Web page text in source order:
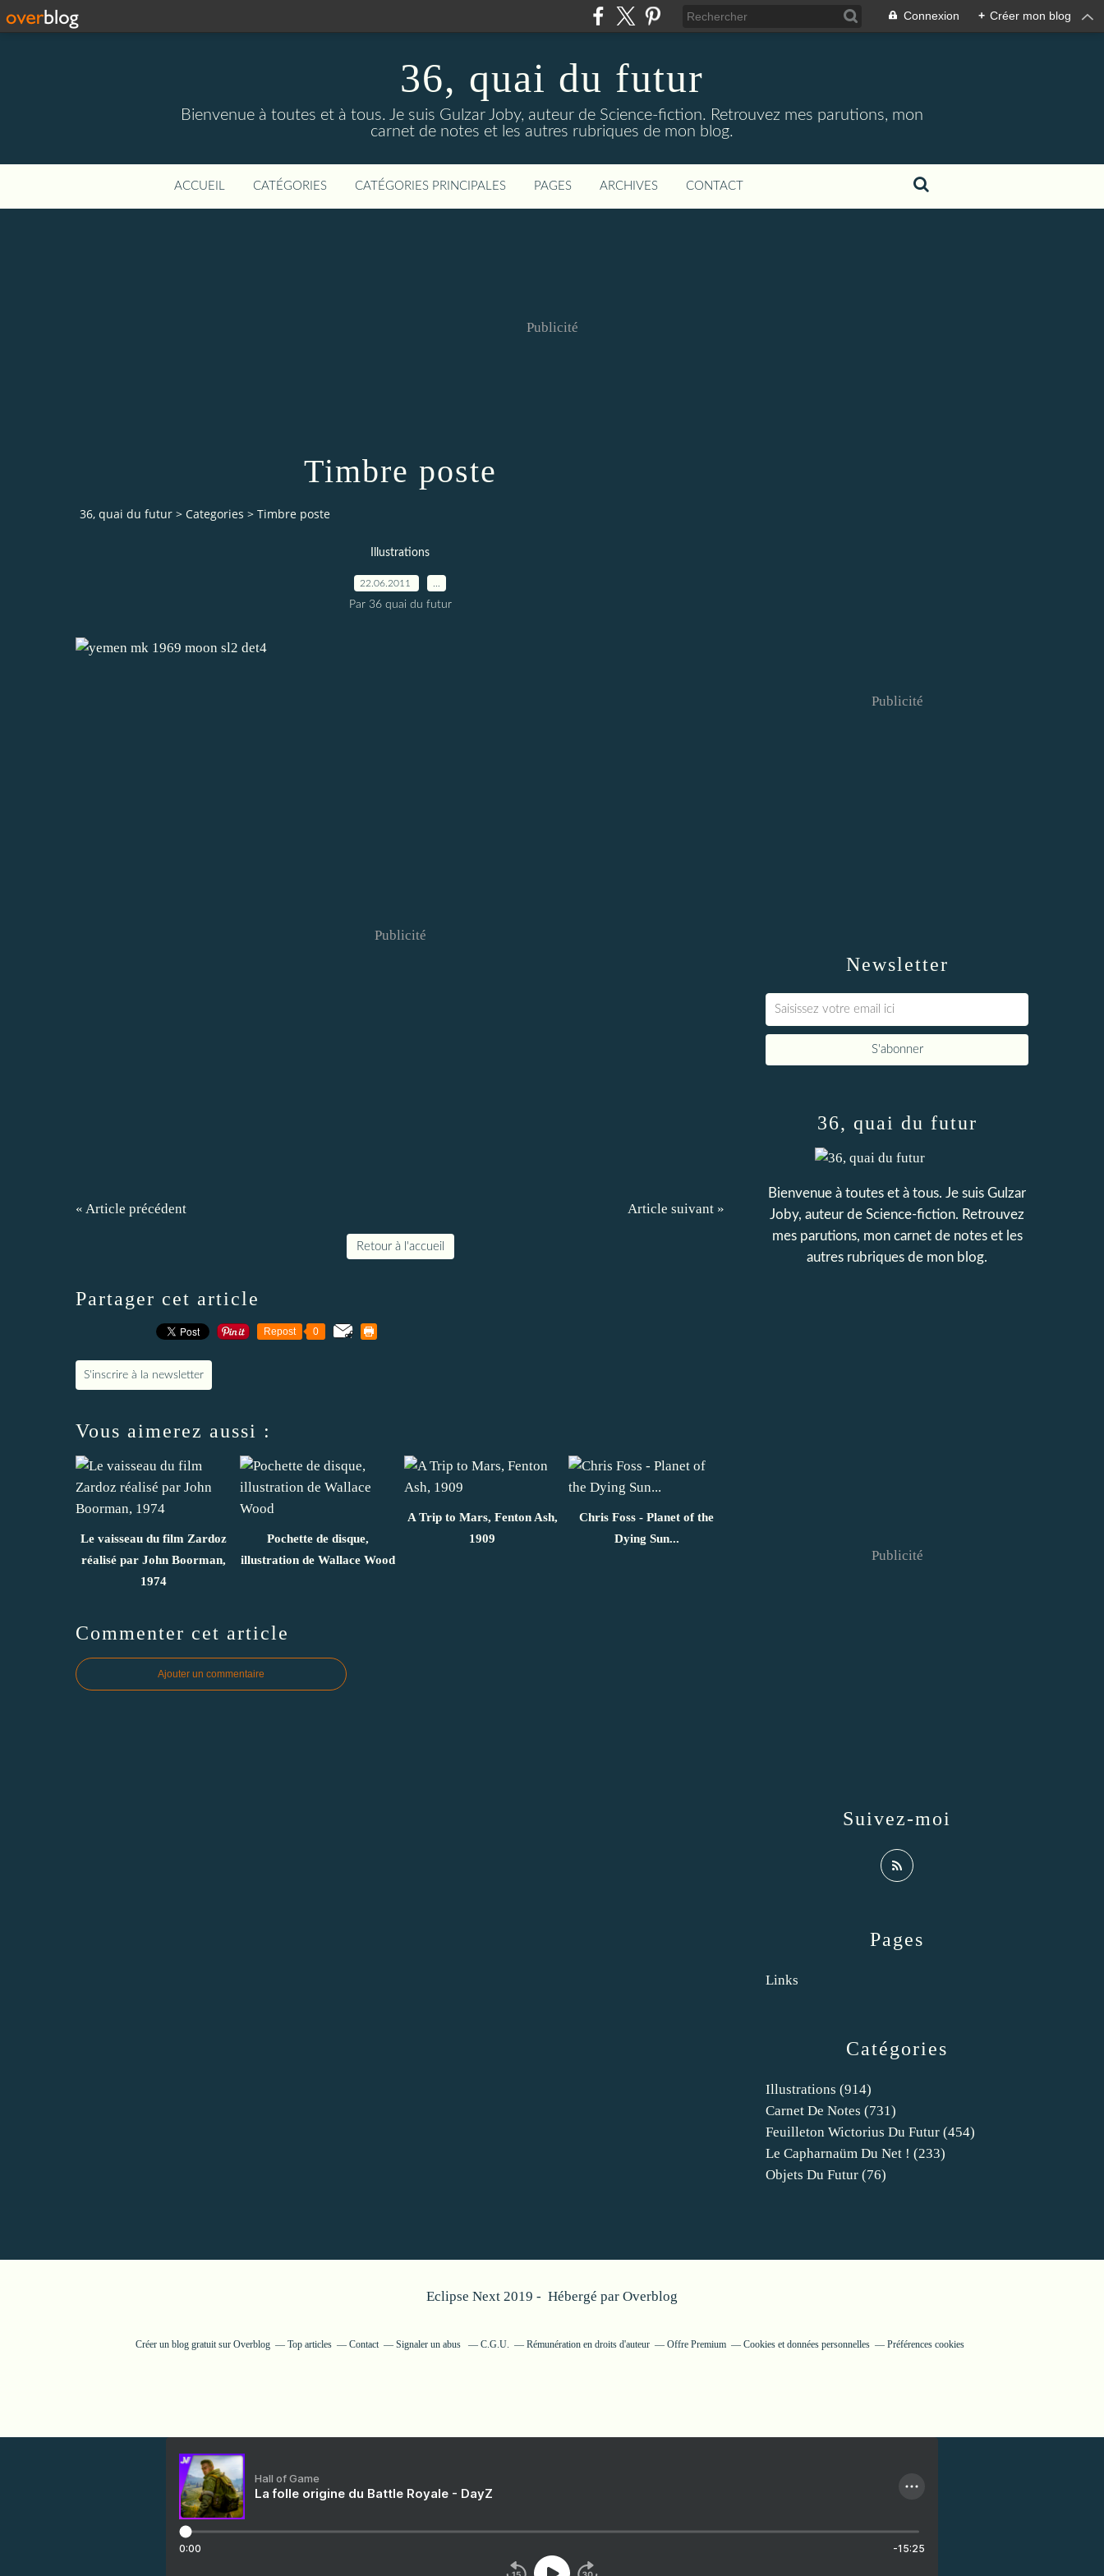
Connexion + Créer mon blog
36, quai du futur
Bienvenue à toutes et à tous. Je suis Gulzar Joby, auteur de Science-fiction. Retrouvez mes parutions, mon
carnet de notes et les autres rubriques de mon blog.
ACCUEIL CATÉGORIES CATÉGORIES PRINCIPALES PAGES ARCHIVES CONTACT
Publicité
Timbre poste
36, quai du futur > Categories > Timbre poste
Illustrations
22.06.2011
Par 36 quai du futur
Publicité
« Article précédent Article suivant »
Retour à l'accueil
Partager cet article
Repost 0
S'inscrire à la newsletter
Vous aimerez aussi :
Le vaisseau du film Zardoz
réalisé par John Boorman,
1974
Pochette de disque,
illustration de Wallace Wood
A Trip to Mars, Fenton Ash,
1909
Chris Foss - Planet of the
Dying Sun...
Commenter cet article
Ajouter un commentaire
Newsletter
Publicité
Catégories
Illustrations (914)
Carnet De Notes (731)
Feuilleton Wictorius Du Futur (454)
Le Capharnaüm Du Net ! (233)
Objets Du Futur (76)
Pages
Links
36, quai du futur
Bienvenue à toutes et à tous. Je suis Gulzar
Joby, auteur de Science-fiction. Retrouvez
mes parutions, mon carnet de notes et les
autres rubriques de mon blog.
Suivez-moi
Publicité
Eclipse Next 2019 - Hébergé par Overblog
Créer un blog gratuit sur Overblog Top articles Contact Signaler un abus C.G.U. Rémunération en droits d'auteur Offre Premium Cookies et données personnelles Préférences cookies
Hall of Game
La folle origine du Battle Royale - DayZ
0:00 -15:25